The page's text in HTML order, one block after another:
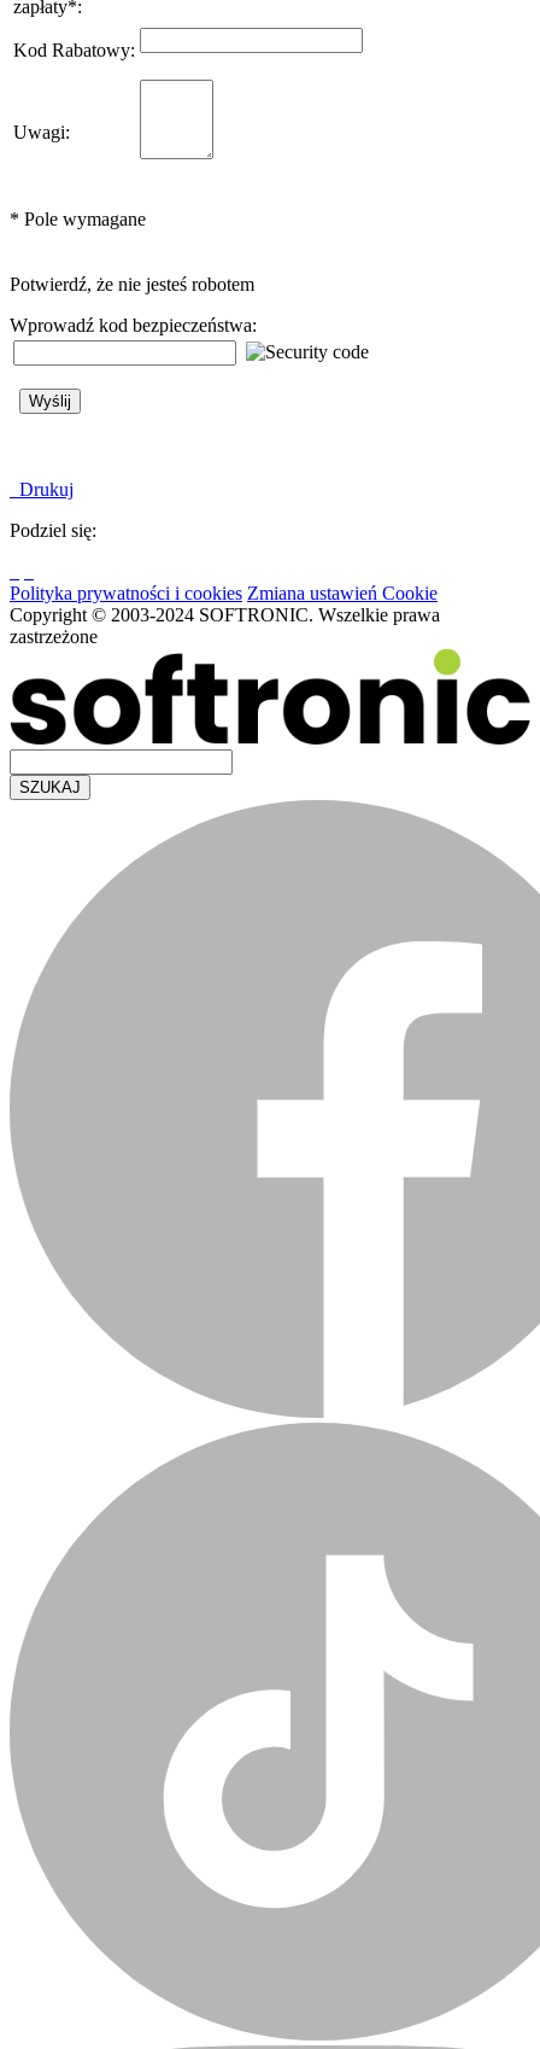
zapłaty*:
Kod Rabatowy:
Uwagi:
* Pole wymagane
Potwierdź, że nie jesteś robotem
Wprowadź kod bezpieczeństwa:
Drukuj
Podziel się:
Polityka prywatności i cookies Zmiana ustawień Cookie
Copyright © 2003-2024 SOFTRONIC. Wszelkie prawa
zastrzeżone